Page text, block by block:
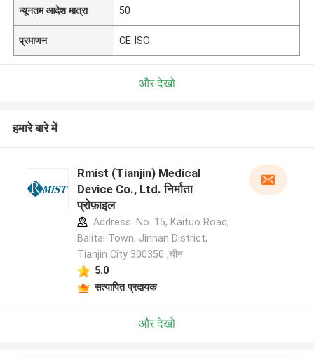
न्यूनतम आदेश मात्रा 50
प्रमाणन CE ISO
और देखो
हमारे बारे में
Rmist (Tianjin) Medical
Device Co., Ltd. निर्माता
प्रोफ़ाइल
Address: No. 15, Kaituo Road,
Balitai Town, Jinnan District,
Tianjin City 300350 ,चीन
5.0
सत्यापित प्रदायक
और देखो